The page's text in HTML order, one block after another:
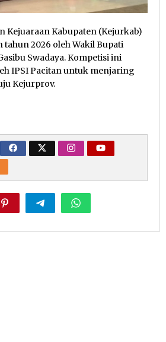
Kejuaraan Kabupaten (Kejurkab)
tahun 2026 oleh Wakil Bupati
Swadaya. Kompetisi ini
IPSI Pacitan untuk menjaring
Kejurprov.